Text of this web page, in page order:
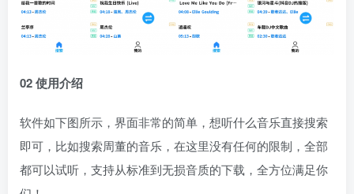
02 使用介绍
软件如下图所示，界面非常的简单，想听什么音乐直接搜索
即可，比如搜索周董的音乐，在这里没有任何的限制，全部
都可以试听，支持从标准到无损音质的下载，全方位满足你